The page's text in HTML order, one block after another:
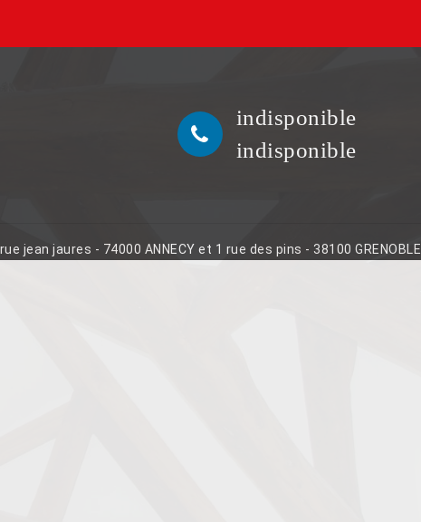
indisponible
indisponible
jean jaures - 74000 ANNECY et 1 rue des pins - 38100 GRENOBLE